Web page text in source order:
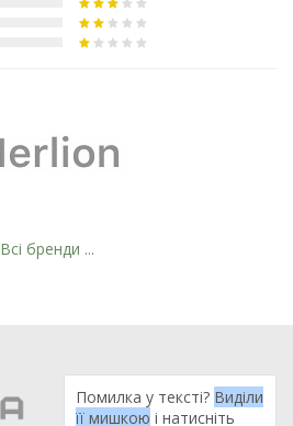
Всі бренди ...
Помилка у тексті? Виділи
її мишкою і натисніть